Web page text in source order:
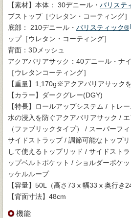
【素材】本体： 30デニール・ バリステ
プストップ［ウレタン・コーティング］
底部： 210デニール・ バリスティック®
ップ［ウレタン・コーティング］
背面：3Dメッシュ
アクアバリアサック：40デニール・ナ
［ウレタンコーティング］
【重量】1,170g※アクアバリアサック
【カラー】ダークグレー(DGY)
【特長】ロールアップシステム / トレ
水の浸入を防ぐアクアバリアサック /
（ファブリックタイプ） / スーパーフ
サイドストラップ / 調節可能なトップ
して使えるトップリッド / サイドスト
ップベルトポケット / ショルダーポケ
ッケルループ
【容量】50L（高さ73 x 幅33 x 奥行き
【背面寸法】48cm
機能